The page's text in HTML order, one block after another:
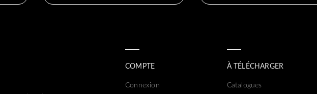
COMPTE
Connexion
À TÉLÉCHARGER
Catalogues